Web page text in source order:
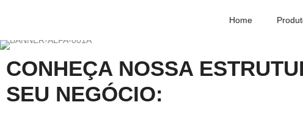
Home
CONHEÇA NOSSA
SEU NEGÓCIO: